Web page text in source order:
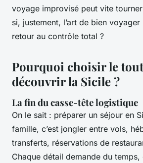
voyage improvisé peut vite
si, justement, l’art de bien
retour au contrôle total ?
Pourquoi choisir le
découvrir la Sicile ?
La fin du casse-tête logistique
On le sait : préparer un séjour en
famille, c’est jongler entre vols,
transferts, réservations de
Chaque détail demande du